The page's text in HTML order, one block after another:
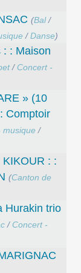
(Bal/
/Danse)
: : Maison
/ Concert -
» (10
Comptoir
musique/
: :
(Canton de
Hurakin trio
/ Concert -